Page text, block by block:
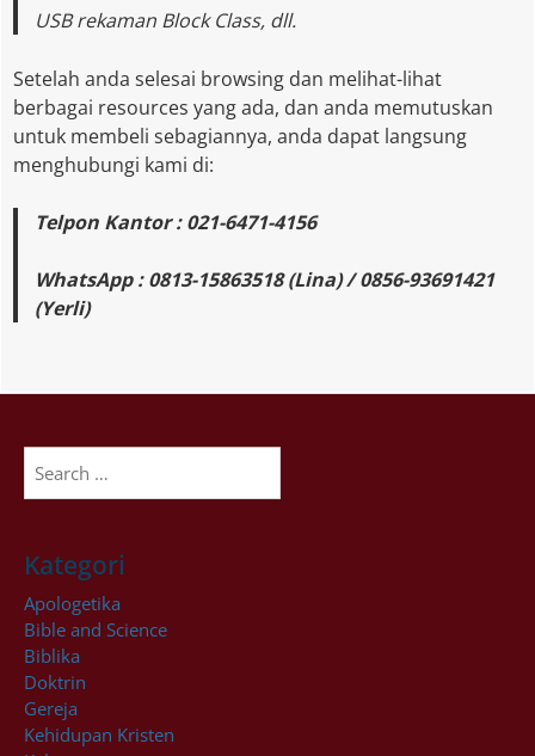
USB rekaman Block Class, dll.
Setelah anda selesai browsing dan melihat-lihat
berbagai resources yang ada, dan anda memutuskan
untuk membeli sebagiannya, anda dapat langsung
menghubungi kami di:
Telpon Kantor : 021-6471-4156
WhatsApp : 0813-15863518 (Lina) / 0856-93691421
(Yerli)
for:
Kategori
Apologetika
Bible and Science
Biblika
Doktrin
Gereja
Kehidupan Kristen